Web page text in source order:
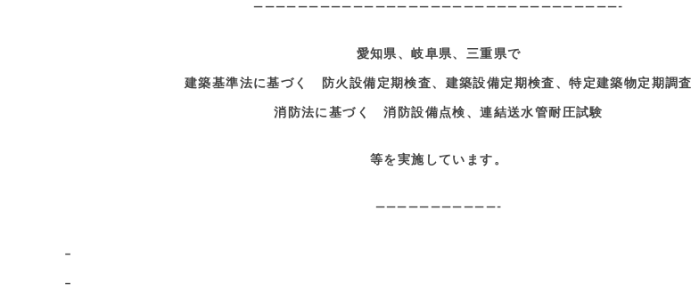
—————————————————————————————————-
愛知県、岐阜県、三重県で
建築基準法に基づく 防火設備定期検査、建築設備定期検査、特定建築物定期調査
消防法に基づく 消防設備点検、連結送水管耐圧試験
等を実施しています。
———————————-
–
–